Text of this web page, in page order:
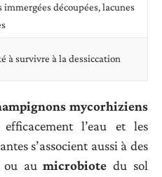
immergées découpées, lacunes
à survivre à la dessiccation
mycorhiziens
l’eau et les
s’associent aussi à des
aumicrobiote du sol